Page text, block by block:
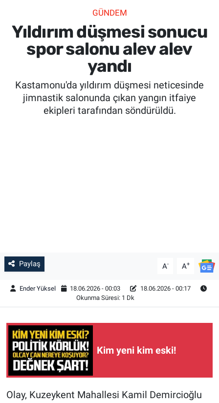
GÜNDEM
Yıldırım düşmesi sonucu
spor salonu alev alev
yandı
Kastamonu'da yıldırım düşmesi neticesinde
jimnastik salonunda çıkan yangın itfaiye
ekipleri tarafından söndürüldü.
Paylaş A- A+
Ender Yüksel 18.06.2026 - 00:03
18.06.2026 - 00:17
Okunma Süresi: 1 Dk
Kim yeni kim eski!
Olay, Kuzeykent Mahallesi Kamil Demircioğlu